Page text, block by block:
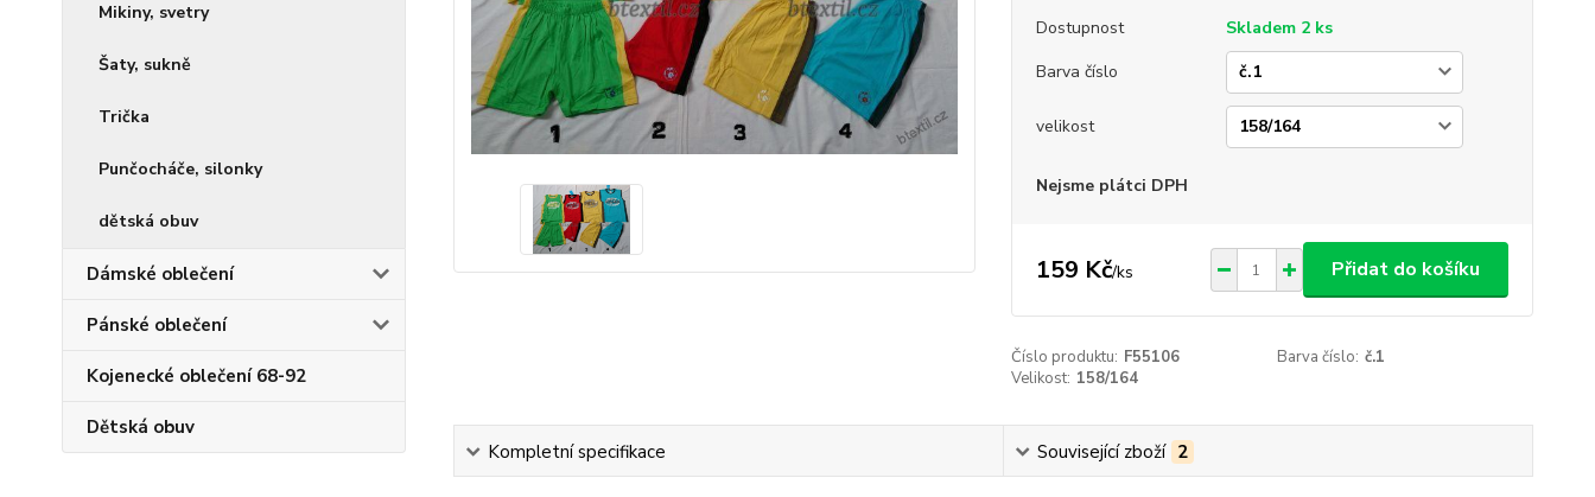
Mikiny, svetry
Šaty, sukně
Trička
Punčocháče, silonky
dětská obuv
Dámské oblečení
Pánské oblečení
Kojenecké oblečení 68-92
Dětská obuv
Dostupnost
Skladem 2 ks
Barva číslo
velikost
Nejsme plátci DPH
159 Kč/ks Přidat do košíku
Číslo produktu: F55106 Barva číslo: č.1
Velikost: 158/164
Kompletní specifikace Související zboží 2